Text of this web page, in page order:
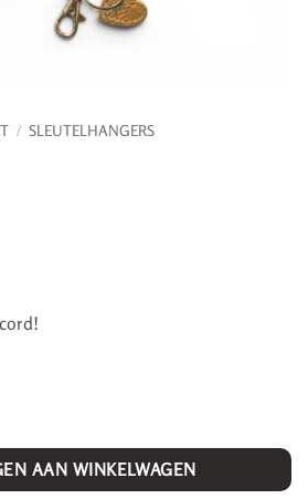
/ SLEUTELHANGERS
AAN WINKELWAGEN